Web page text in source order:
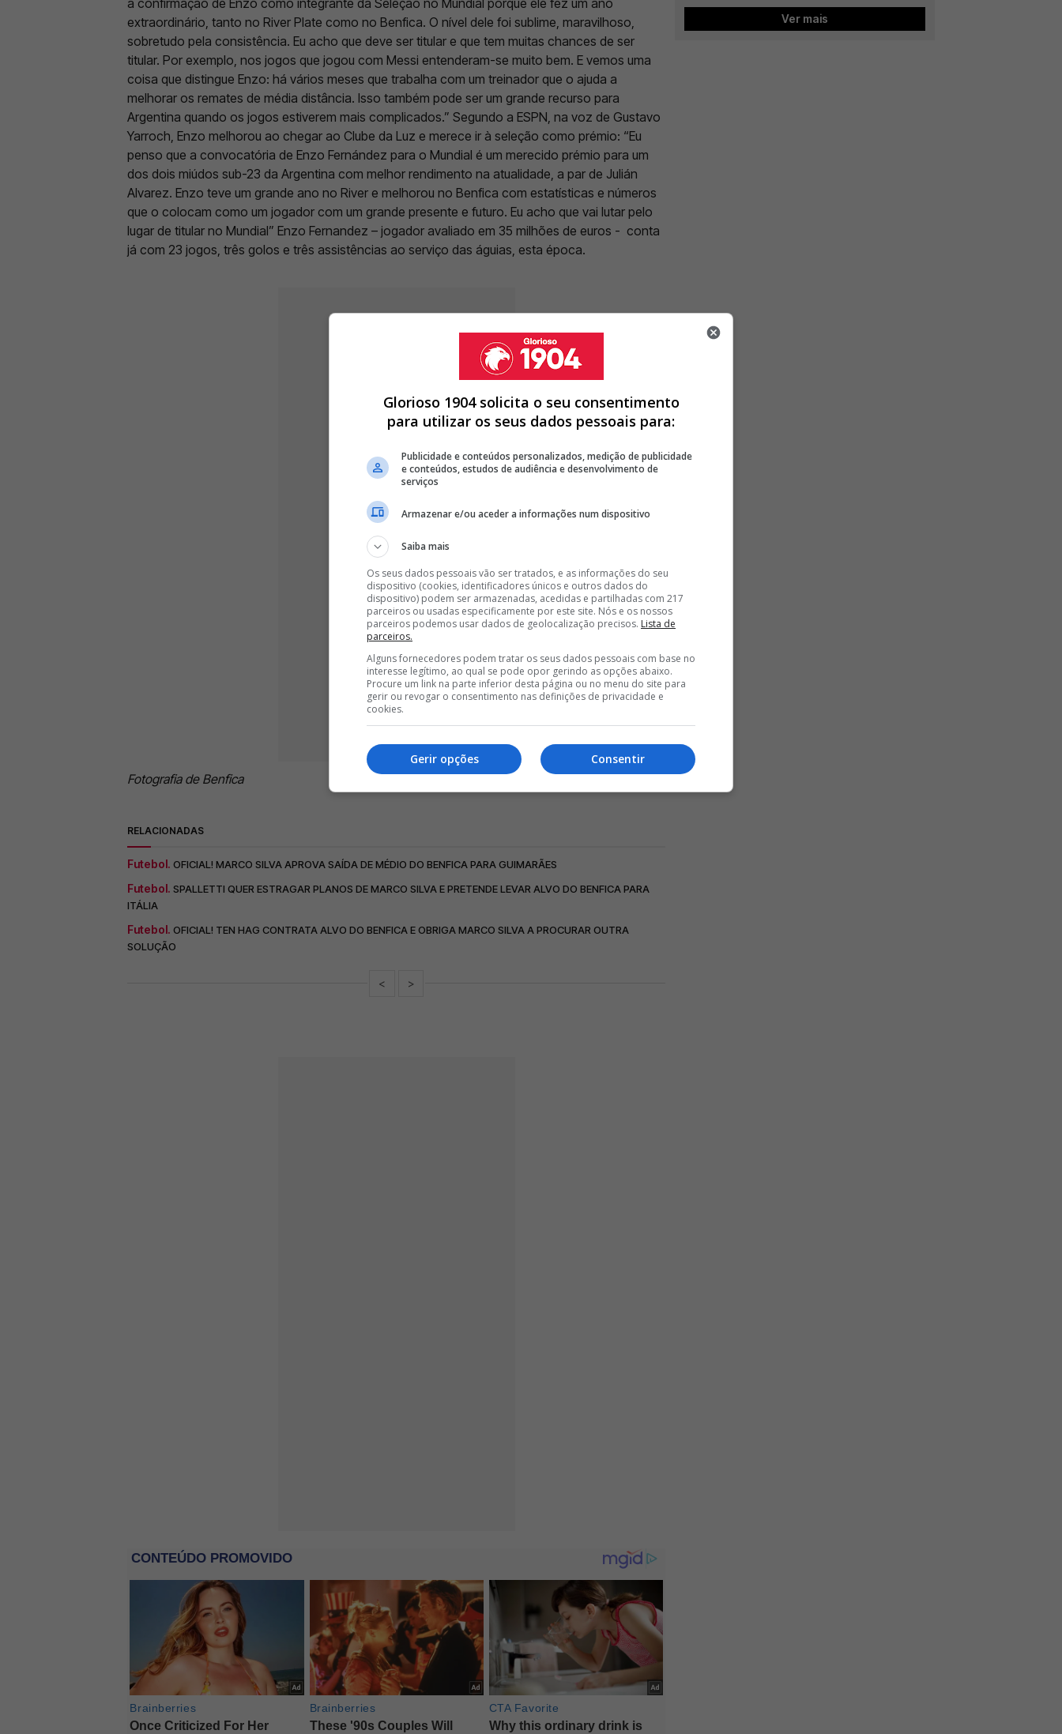
extraordinário, tanto no River Plate como no Benfica. O nível dele foi sublime, maravilhoso,
sobretudo pela consistência. Eu acho que deve ser titular e que tem muitas chances de ser
titular. Por exemplo, nos jogos que jogou com Messi entenderam-se muito bem. E vemos uma
coisa que distingue Enzo: há vários meses que trabalha com um treinador que o ajuda a
melhorar os remates de média distância. Isso também pode ser um grande recurso para
Argentina quando os jogos estiverem mais complicados.” Segundo a ESPN, na voz de Gustavo
Yarroch, Enzo melhorou ao chegar ao Clube da Luz e merece ir à seleção como prémio: “Eu
penso que a convocatória de Enzo Fernández para o Mundial é um merecido prémio para um
dos dois miúdos sub-23 da Argentina com melhor rendimento na atualidade, a par de Julián
Alvarez. Enzo teve um grande ano no River e melhorou no Benfica com estatísticas e números
que o colocam como um jogador com um grande presente e futuro. Eu acho que vai lutar pelo
lugar de titular no Mundial” Enzo Fernandez – jogador avaliado em 35 milhões de euros - conta
já com 23 jogos, três golos e três assistências ao serviço das águias, esta época.
Fotografia de Benfica
RELACIONADAS
Futebol. OFICIAL! MARCO SILVA APROVA SAÍDA DE MÉDIO DO BENFICA PARA GUIMARÃES
Futebol. SPALLETTI QUER ESTRAGAR PLANOS DE MARCO SILVA E PRETENDE LEVAR ALVO DO BENFICA PARA
ITÁLIA
Futebol. OFICIAL! TEN HAG CONTRATA ALVO DO BENFICA E OBRIGA MARCO SILVA A PROCURAR OUTRA
SOLUÇÃO
< >
Ver mais
Glorioso 1904 solicita o seu consentimento
para utilizar os seus dados pessoais para:
Publicidade e conteúdos personalizados, medição de publicidade
e conteúdos, estudos de audiência e desenvolvimento de
serviços
Armazenar e/ou aceder a informações num dispositivo
Saiba mais
Os seus dados pessoais vão ser tratados, e as informações do seu
dispositivo (cookies, identificadores únicos e outros dados do
dispositivo) podem ser armazenadas, acedidas e partilhadas com 217
parceiros ou usadas especificamente por este site. Nós e os nossos
parceiros podemos usar dados de geolocalização precisos. Lista de
parceiros.
Alguns fornecedores podem tratar os seus dados pessoais com base no
interesse legítimo, ao qual se pode opor gerindo as opções abaixo.
Procure um link na parte inferior desta página ou no menu do site para
gerir ou revogar o consentimento nas definições de privacidade e
cookies.
Consentir
Gerir opções